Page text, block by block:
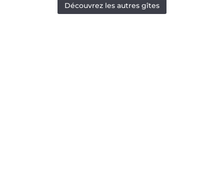
Découvrez les autres gîtes